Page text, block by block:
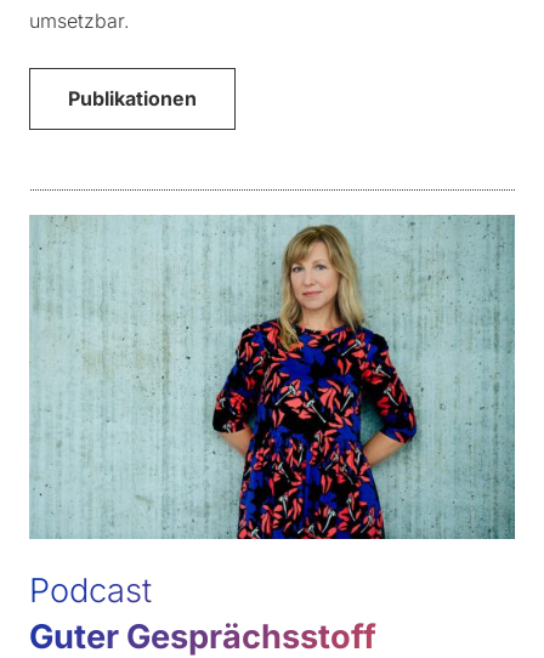
umsetzbar.
Publikationen
Podcast
Guter Gesprächsstoff